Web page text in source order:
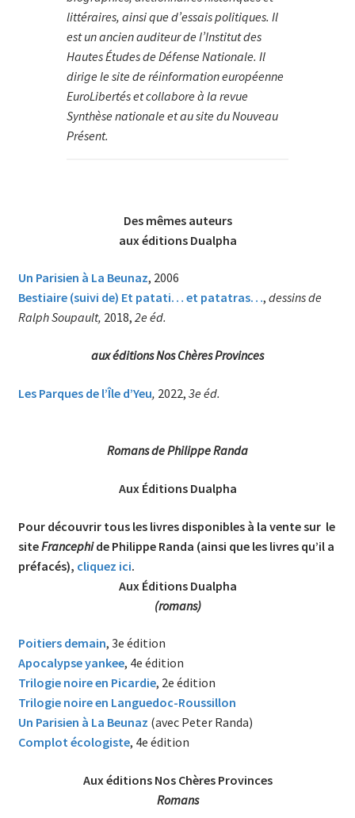
littéraires, ainsi que d’essais politiques. Il
est un ancien auditeur de l’Institut des
Hautes Études de Défense Nationale. Il
dirige le site de réinformation européenne
EuroLibertés et collabore à la revue
Synthèse nationale et au site du Nouveau
Présent.
Des mêmes auteurs
aux éditions Dualpha
Un Parisien à La Beunaz, 2006
Bestiaire (suivi de) Et patati… et patatras…, dessins de
Ralph Soupault, 2018, 2e éd.
aux éditions Nos Chères Provinces
Les Parques de l’Île d’Yeu, 2022, 3e éd.
Romans de Philippe Randa
Aux Éditions Dualpha
Pour découvrir tous les livres disponibles à la vente sur le
siteFrancephide Philippe Randa (ainsi que les livres qu’il a
préfacés), cliquez ici.
Aux Éditions Dualpha
(romans)
Poitiers demain, 3e édition
Apocalypse yankee, 4e édition
Trilogie noire en Picardie, 2e édition
Trilogie noire en Languedoc-Roussillon
Un Parisien à La Beunaz (avec Peter Randa)
Complot écologiste, 4e édition
Aux éditions Nos Chères Provinces
Romans